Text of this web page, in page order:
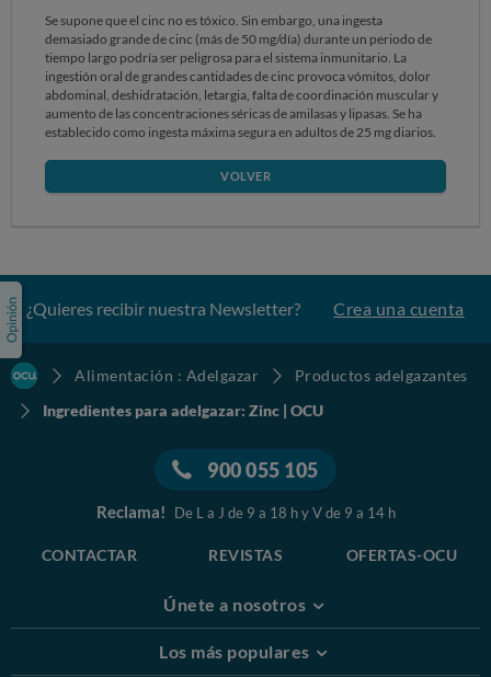
Se supone que el cinc no es tóxico. Sin embargo, una ingesta
demasiado grande de cinc (más de 50 mg/día) durante un periodo de
tiempo largo podría ser peligrosa para el sistema inmunitario. La
ingestión oral de grandes cantidades de cinc provoca vómitos, dolor
abdominal, deshidratación, letargia, falta de coordinación muscular y
aumento de las concentraciones séricas de amilasas y lipasas. Se ha
establecido como ingesta máxima segura en adultos de 25 mg diarios.
VOLVER
¿Quieres recibir nuestra Newsletter? Crea una cuenta
Alimentación : Adelgazar
Productos adelgazantes
Ingredientes para adelgazar: Zinc | OCU
900 055 105
Reclama! De L a J de 9 a 18 h y V de 9 a 14 h
CONTACTAR REVISTAS OFERTAS-OCU
Únete a nosotros
Los más populares